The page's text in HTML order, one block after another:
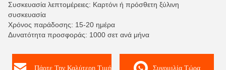
Συσκευασία λεπτομέρειες: Καρτόνι ή πρόσθετη ξύλινη
συσκευασία
Χρόνος παράδοσης: 15-20 ημέρα
Δυνατότητα προσφοράς: 1000 σετ ανά μήνα
Πάρτε Την Καλύτερη Τιμή Συνομιλία Τώρα